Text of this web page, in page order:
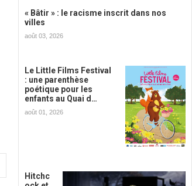
« Bâtir » : le racisme inscrit dans nos
villes
août 03, 2026
Le Little Films Festival
: une parenthèse
poétique pour les
enfants au Quai d…
août 01, 2026
Hitchc